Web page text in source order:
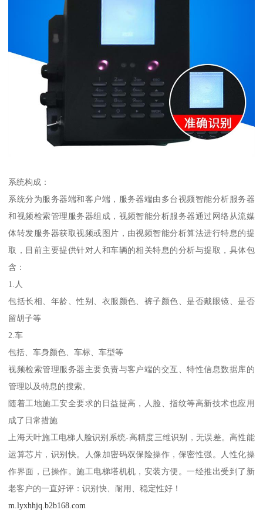
系统构成：
系统分为服务器端和客户端，服务器端由多台视频智能分析服务器
和视频检索管理服务器组成，视频智能分析服务器通过网络从流媒
体转发服务器获取视频或图片，由视频智能分析算法进行特息的提
取，目前主要提供针对人和车辆的相关特息的分析与提取，具体包
含：
1.人
包括长相、年龄、性别、衣服颜色、裤子颜色、是否戴眼镜、是否
留胡子等
2.车
包括、车身颜色、车标、车型等
视频检索管理服务器主要负责与客户端的交互、特性信息数据库的
管理以及特息的搜索。
随着工地施工安全要求的日益提高，人脸、指纹等高新技术也应用
成了日常措施
上海天叶施工电梯人脸识别系统-高精度三维识别，无误差。高性能
运算芯片，识别快。人像加密码双保险操作，保密性强。人性化操
作界面，已操作。施工电梯塔机机，安装方便。一经推出受到了新
老客户的一直好评：识别快、耐用、稳定性好！
m.lyxhhjq.b2b168.com